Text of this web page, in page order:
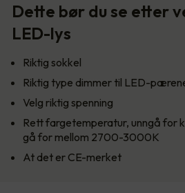
Dette bør du se etter
LED-lys
Riktig sokkel
Riktig type dimmer til LED-
Velg riktig spenning
Rett fargetemperatur, unngå for
gå for mellom 2700-3000K
At det er CE-merket